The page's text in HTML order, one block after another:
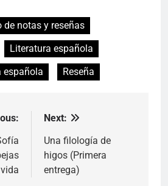
de notas y reseñas
Literatura española
española Reseña
Next:
Una filología de
higos (Primera
entrega)